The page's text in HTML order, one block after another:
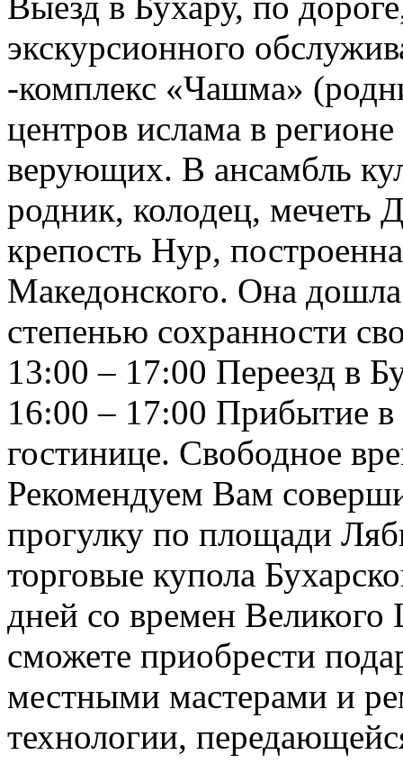
экскурсионного
-комплекс «Чашма»
центров ислама в
верующих. В ансамбль
родник, колодец, мечеть
крепость Нур,
Македонского. Она
степенью сохранности
13:00 – 17:00 Переезд в
16:00 – 17:00 Прибытие в
гостинице. Свободное
Рекомендуем Вам
прогулку по площади
торговые купола
дней со времен
сможете приобрести
местными мастерами и
технологии,